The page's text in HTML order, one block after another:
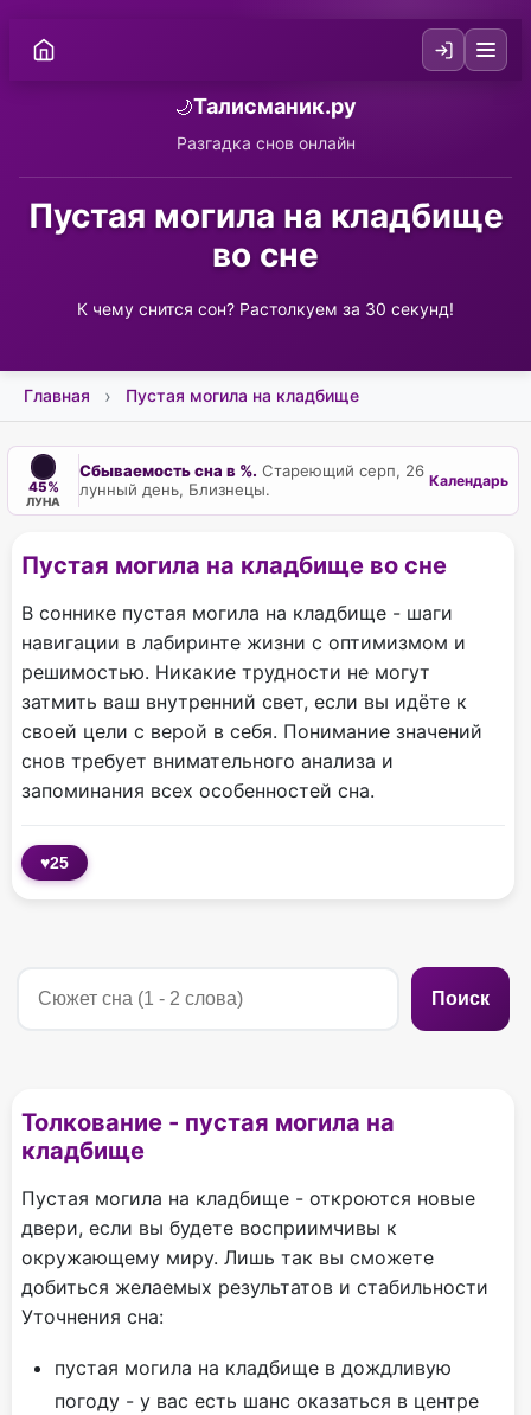
🌙Талисманик.ру
Разгадка снов онлайн
Пустая могила на кладбище
во сне
К чему снится сон? Растолкуем за 30 секунд!
Главная Пустая могила на кладбище
45%
ЛУНА
Сбываемость сна в %. Стареющий серп, 26
лунный день, Близнецы.
Календарь
Пустая могила на кладбище во сне
В соннике пустая могила на кладбище - шаги
навигации в лабиринте жизни с оптимизмом и
решимостью. Никакие трудности не могут
затмить ваш внутренний свет, если вы идёте к
своей цели с верой в себя. Понимание значений
снов требует внимательного анализа и
запоминания всех особенностей сна.
♥25
Поиск
Толкование - пустая могила на
кладбище
Пустая могила на кладбище - откроются новые
двери, если вы будете восприимчивы к
окружающему миру. Лишь так вы сможете
добиться желаемых результатов и стабильности
Уточнения сна:
пустая могила на кладбище в дождливую
погоду - у вас есть шанс оказаться в центре